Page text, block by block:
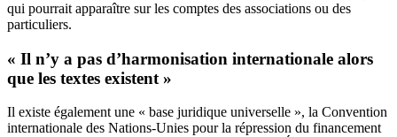
qui pourrait apparaître sur les comptes des associations ou des
particuliers.
« Il n’y a pas d’harmonisation internationale alors
que les textes existent »
Il existe également une « base juridique universelle », la Convention
internationale des Nations-Unies pour la répression du financement